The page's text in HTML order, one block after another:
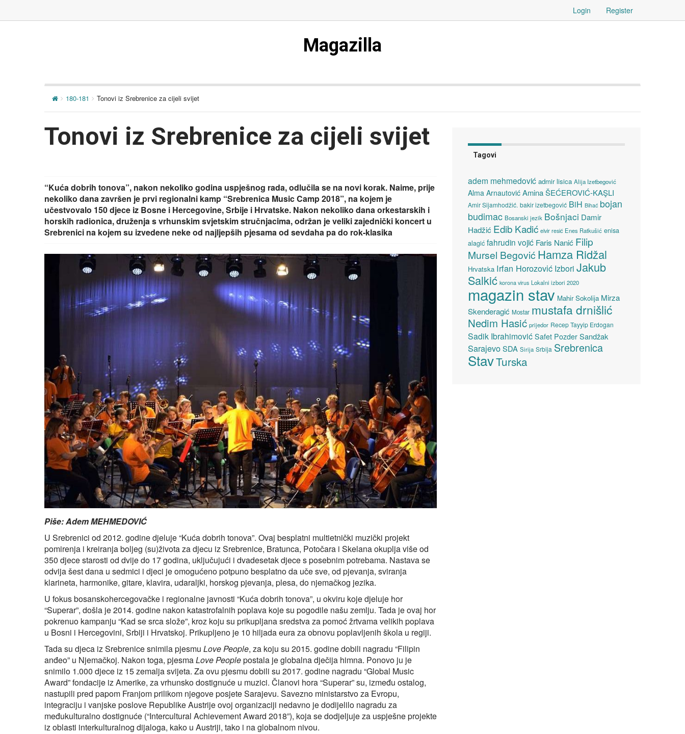
Login Register
Magazilla
180-181 Tonovi iz Srebrenice za cijeli svijet
Tonovi iz Srebrenice za cijeli svijet
“Kuća dobrih tonova”, nakon nekoliko godina uspješnog rada, odlučila se na novi korak. Naime, prije
nekoliko dana završen je prvi regionalni kamp “Srebrenica Music Camp 2018”, na kojem je
učestvovalo 150 djece iz Bosne i Hercegovine, Srbije i Hrvatske. Nakon nekoliko dana orkestarskih i
horskih radionica, druženja s vrhunskim svjetskim stručnjacima, održan je veliki zajednički koncert u
Srebrenici na kojem su izvedene neke od najljepših pjesama od sevdaha pa do rok-klasika
Piše: Adem MEHMEDOVIĆ
U Srebrenici od 2012. godine djeluje “Kuća dobrih tonova”. Ovaj besplatni multietnički muzički projekt
pomirenja i kreiranja boljeg (su)života za djecu iz Srebrenice, Bratunca, Potočara i Skelana okuplja više od
350 djece starosti od dvije do 17 godina, uključujući i dvadesetak djece s posebnim potrebama. Nastava se
odvija šest dana u sedmici i djeci je omogućeno potpuno besplatno da uče sve, od pjevanja, sviranja
klarineta, harmonike, gitare, klavira, udaraljki, horskog pjevanja, plesa, do njemačkog jezika.
U fokus bosanskohercegovačke i regionalne javnosti “Kuća dobrih tonova”, u okviru koje djeluje hor
“Superar”, došla je 2014. godine nakon katastrofalnih poplava koje su pogodile našu zemlju. Tada je ovaj hor
pokrenuo kampanju “Kad se srca slože”, kroz koju su prikupljana sredstva za pomoć žrtvama velikih poplava
u Bosni i Hercegovini, Srbiji i Hrvatskoj. Prikupljeno je 10 hiljada eura za obnovu poplavljenih škola u regiji.
Tada su djeca iz Srebrenice snimila pjesmu Love People, za koju su 2015. godine dobili nagradu “Filipin
anđeo” u Njemačkoj. Nakon toga, pjesmaLove Peoplepostala je globalna dječija himna. Ponovo ju je
snimilo 1.000 djece iz 15 zemalja svijeta. Za ovu pjesmu dobili su 2017. godine nagradu “Global Music
Award” fondacije iz Amerike, za vrhunsko dostignuće u muzici. Članovi hora “Superar” su, između ostalog,
nastupili pred papom Franjom prilikom njegove posjete Sarajevu. Savezno ministarstvo za Evropu,
integraciju i vanjske poslove Republike Austrije ovoj organizaciji nedavno je dodijelilo nagradu za
međukulturalno dostignuće (“Intercultural Achievement Award 2018”), koja se dodjeljuje za uspješne projekte
iz oblasti interkulturalnog dijaloga, kako u Austriji, tako i na globalnom nivou.
Tagovi
adem mehmedović admir lisica Alija Izetbegović
Alma Arnautović Amina ŠEĆEROVIĆ-KAŞLI
Amir Sijamhodžić. bakir izetbegović BiH Bihać bojan
budimac Bosanski jezik Bošnjaci Damir
Hadžić Edib Kadić elvir resić Enes Ratkušić enisa
alagić fahrudin vojić Faris Nanić Filip
Mursel Begović Hamza Ridžal
Hrvatska Irfan Horozović Izbori Jakub
Salkić korona virus Lokalni izbori 2020
magazin stav Mahir Sokolija Mirza
Skenderagić Mostar mustafa drnišlić
Nedim Hasić prijedor Recep Tayyip Erdogan
Sadik Ibrahimović Safet Pozder Sandžak
SarajevoSDA Sirija Srbija Srebrenica
StavTurska